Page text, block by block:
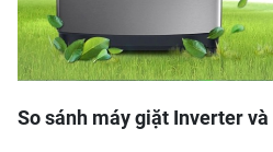
So sánh máy giặt Inverter